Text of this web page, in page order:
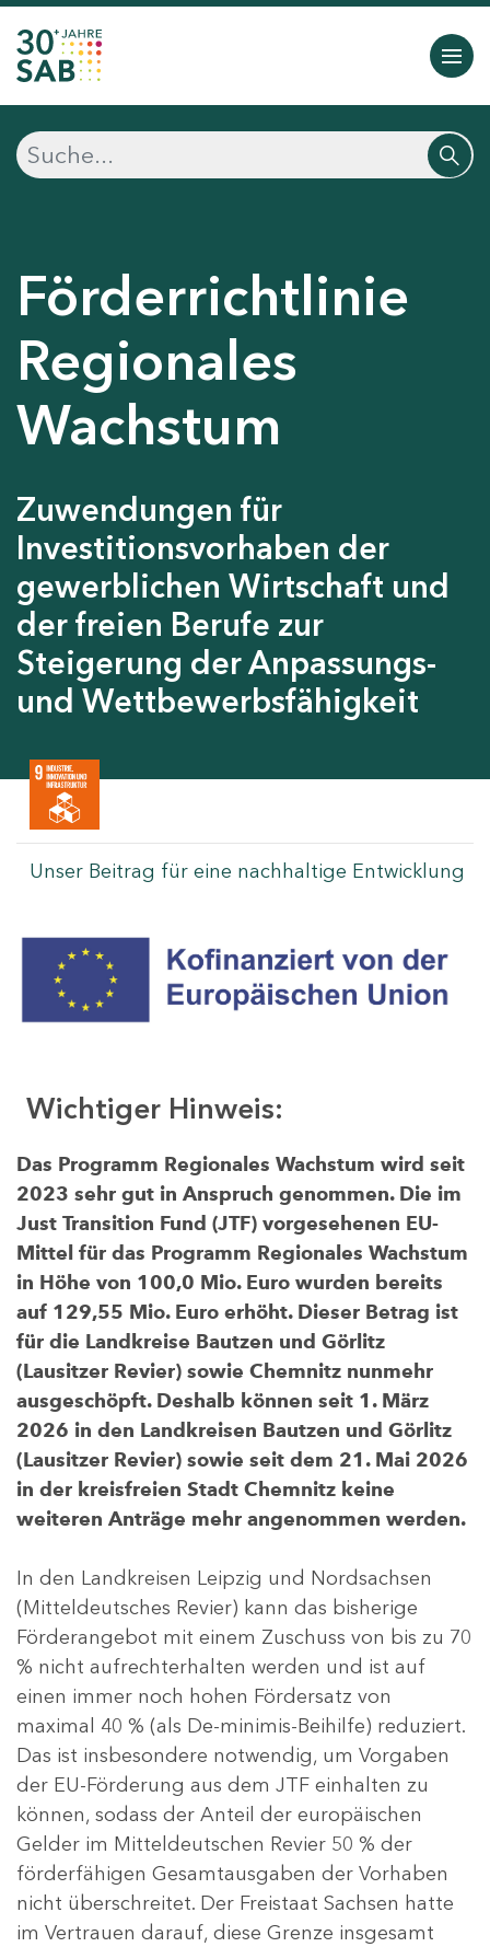
Förderrichtlinie
Regionales
Wachstum
Zuwendungen für
Investitionsvorhaben der
gewerblichen Wirtschaft und
der freien Berufe zur
Steigerung der Anpassungs-
und Wettbewerbsfähigkeit
Unser Beitrag für eine nachhaltige Entwicklung
Wichtiger Hinweis:
Das Programm Regionales Wachstum wird seit
2023 sehr gut in Anspruch genommen. Die im
Just Transition Fund (JTF) vorgesehenen EU-
Mittel für das Programm Regionales Wachstum
in Höhe von 100,0 Mio. Euro wurden bereits
auf 129,55 Mio. Euro erhöht. Dieser Betrag ist
für die Landkreise Bautzen und Görlitz
(Lausitzer Revier) sowie Chemnitz nunmehr
ausgeschöpft. Deshalb können seit 1. März
2026 in den Landkreisen Bautzen und Görlitz
(Lausitzer Revier) sowie seit dem 21. Mai 2026
in der kreisfreien Stadt Chemnitz keine
weiteren Anträge mehr angenommen werden.
In den Landkreisen Leipzig und Nordsachsen
(Mitteldeutsches Revier) kann das bisherige
Förderangebot mit einem Zuschuss von bis zu 70
% nicht aufrechterhalten werden und ist auf
einen immer noch hohen Fördersatz von
maximal 40 % (als De-minimis-Beihilfe) reduziert.
Das ist insbesondere notwendig, um Vorgaben
der EU-Förderung aus dem JTF einhalten zu
können, sodass der Anteil der europäischen
Gelder im Mitteldeutschen Revier 50 % der
förderfähigen Gesamtausgaben der Vorhaben
nicht überschreitet. Der Freistaat Sachsen hatte
im Vertrauen darauf, diese Grenze insgesamt